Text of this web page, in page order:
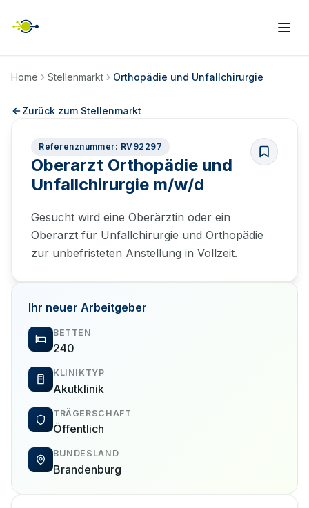
Home Stellenmarkt Orthopädie und Unfallchirurgie
Zurück zum Stellenmarkt
Referenznummer: RV92297
Oberarzt Orthopädie und
Unfallchirurgie m/w/d
Gesucht wird eine Oberärztin oder ein
Oberarzt für Unfallchirurgie und Orthopädie
zur unbefristeten Anstellung in Vollzeit.
Ihr neuer Arbeitgeber
BETTEN
240
KLINIKTYP
Akutklinik
TRÄGERSCHAFT
Öffentlich
BUNDESLAND
Brandenburg